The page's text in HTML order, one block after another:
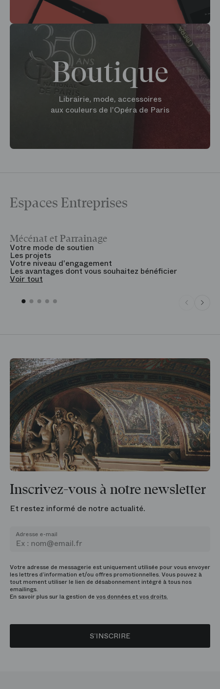
Boutique
Librairie, mode, accessoires
aux couleurs de l'Opéra de Paris
Espaces Entreprises
Mécénat et Parrainage
Votre mode de soutien
Les projets
Votre niveau d'engagement
Les avantages dont vous souhaitez bénéficier
Voir tout
Inscrivez-vous à notre newsletter
Et restez informé de notre actualité.
Adresse e-mail
Votre adresse de messagerie est uniquement utilisée pour vous envoyer
les lettres d’information et/ou offres promotionnelles. Vous pouvez à
tout moment utiliser le lien de désabonnement intégré à tous nos
emailings.
En savoir plus sur la gestion de vos données et vos droits.
S’INSCRIRE